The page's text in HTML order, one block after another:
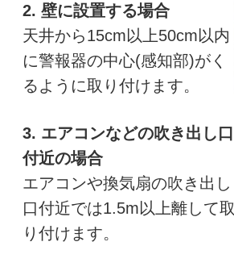
2. 壁に設置する場合
天井から15cm以上50cm以内
に警報器の中心(感知部)がく
るように取り付けます。
3. エアコンなどの吹き出し口
付近の場合
エアコンや換気扇の吹き出し
口付近では1.5m以上離して取
り付けます。